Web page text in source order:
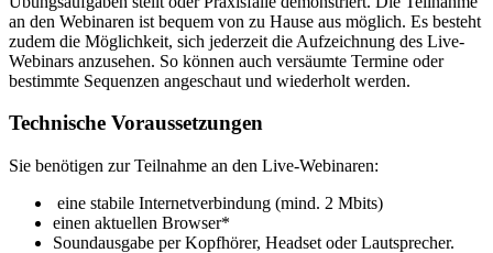
an den Webinaren ist bequem von zu Hause aus möglich. Es besteht
zudem die Möglichkeit, sich jederzeit die Aufzeichnung des Live-
Webinars anzusehen. So können auch versäumte Termine oder
bestimmte Sequenzen angeschaut und wiederholt werden.
Technische Voraussetzungen
Sie benötigen zur Teilnahme an den Live-Webinaren:
eine stabile Internetverbindung (mind. 2 Mbits)
einen aktuellen Browser*
Soundausgabe per Kopfhörer, Headset oder Lautsprecher.